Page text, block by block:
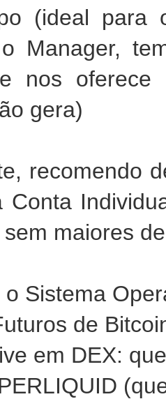
(ideal para
Manager,
nos
gera)
recomendo
Conta
maiores
Sistema
de
em DEX: